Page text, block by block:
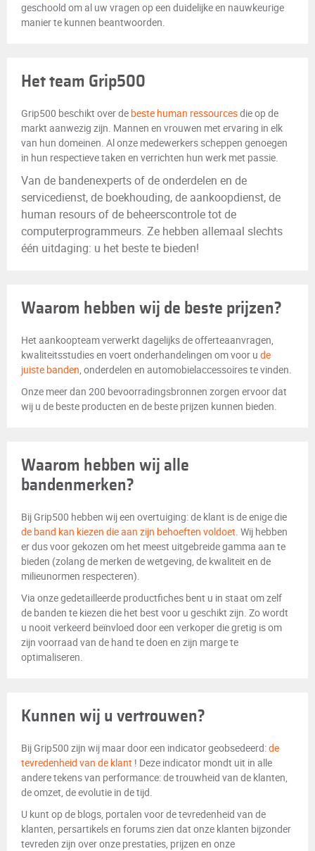
geschoold om al uw vragen op een duidelijke en nauwkeurige
manier te kunnen beantwoorden.
Het team Grip500
Grip500 beschikt over de beste human ressourcesdie op de
markt aanwezig zijn. Mannen en vrouwen met ervaring in elk
van hun domeinen. Al onze medewerkers scheppen genoegen
in hun respectieve taken en verrichten hun werk met passie.
Van de bandenexperts of de onderdelen en de
servicedienst, de boekhouding, de aankoopdienst, de
human resours of de beheerscontrole tot de
computerprogrammeurs. Ze hebben allemaal slechts
één uitdaging: u het beste te bieden!
Waarom hebben wij de beste prijzen?
Het aankoopteam verwerkt dagelijks de offerteaanvragen,
kwaliteitsstudies en voert onderhandelingen om voor u de
juiste banden, onderdelen en automobielaccessoires te vinden.
Onze meer dan 200 bevoorradingsbronnen zorgen ervoor dat
wij u de beste producten en de beste prijzen kunnen bieden.
Waarom hebben wij alle
bandenmerken?
Bij Grip500 hebben wij een overtuiging: de klant is de enige die
de band kan kiezen die aan zijn behoeften voldoet. Wij hebben
er dus voor gekozen om het meest uitgebreide gamma aan te
bieden (zolang de merken de wetgeving, de kwaliteit en de
milieunormen respecteren).
Via onze gedetailleerde productfiches bent u in staat om zelf
de banden te kiezen die het best voor u geschikt zijn. Zo wordt
u nooit verkeerd beïnvloed door een verkoper die gretig is om
zijn voorraad van de hand te doen en zijn marge te
optimaliseren.
Kunnen wij u vertrouwen?
Bij Grip500 zijn wij maar door een indicator geobsedeerd:de
tevredenheid van de klant ! Deze indicator mondt uit in alle
andere tekens van performance: de trouwheid van de klanten,
de omzet, de evolutie in de tijd.
U kunt op de blogs, portalen voor de tevredenheid van de
klanten, persartikels en forums zien dat onze klanten bijzonder
tevreden zijn over onze prestaties, prijzen en onze